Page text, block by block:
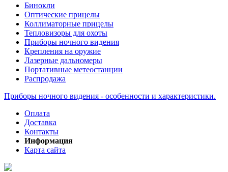
Бинокли
Оптические прицелы
Коллиматорные прицелы
Тепловизоры для охоты
Приборы ночного видения
Крепления на оружие
Лазерные дальномеры
Портативные метеостанции
Распродажа
Приборы ночного видения - особенности и характеристики.
Оплата
Доставка
Контакты
Информация
Карта сайта